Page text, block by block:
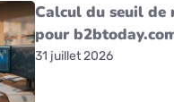
Calcul du seuil
pour
31 juillet 2026